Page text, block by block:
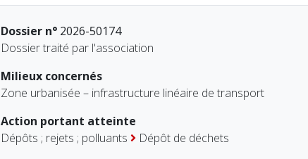
Dossier n°2026-50174
Dossier traité par l'association
Milieux concernés
Zone urbanisée – infrastructure linéaire de transport
Action portant atteinte
Dépôts ; rejets ; polluants
Dépôt de déchets